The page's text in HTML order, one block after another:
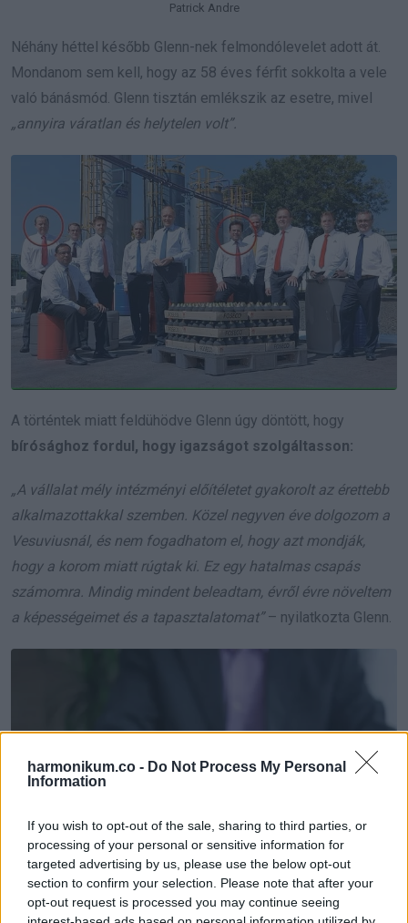
harmonikum.co - Do Not Process My Personal
Information
If you wish to opt-out of the sale, sharing to third parties, or
processing of your personal or sensitive information for
targeted advertising by us, please use the below opt-out
section to confirm your selection. Please note that after your
opt-out request is processed you may continue seeing
Patrick Andre
Néhány héttel később Glenn-nek felmondólevelet adott át.
Mondanom sem kell, hogy az 58 éves férfit sokkolta a vele
való bánásmód. Glenn tisztán emlékszik az esetre, mivel
„annyira váratlan és helytelen volt”.
A történtek miatt feldühödve Glenn úgy döntött, hogy
bírósághoz fordul, hogy igazságot szolgáltasson:
„A vállalat mély intézményi előítéletet gyakorolt az érettebb
alkalmazottakkal szemben. Közel negyven éve dolgozom a
Vesuviusnál, és nem fogadhatom el, hogy azt mondják,
hogy a korom miatt rúgtak ki. Ez egy hatalmas csapás
számomra. Mindig mindent beleadtam, évről évre növeltem
a képességeimet és a tapasztalatomat”– nyilatkozta Glenn.